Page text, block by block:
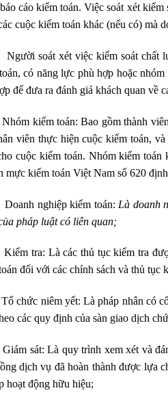
cáo kiểm toán. Việc soát xét
các cuộc kiểm toán khác (nếu có)
soát xét việc kiểm soát chất
có năng lực phù hợp hoặc
để đưa ra đánh giá khách quan về
kiểm toán: Bao gồm thành viên
viên thực hiện cuộc kiểm toán,
cuộc kiểm toán. Nhóm kiểm
mực kiểm toán Việt Nam số 620
nghiệp kiểm toán: Là doanh
pháp luật có liên quan;
tra: Là các thủ tục kiểm tra được
đối với các chính sách và thủ tục
chức niêm yết: Là pháp nhân có cổ
các quy định của sàn giao dịch
sát: Là quy trình xem xét và
dịch vụ đã hoàn thành được lựa
hoạt động hữu hiệu;